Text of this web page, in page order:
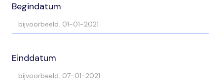
Begindatum
Einddatum